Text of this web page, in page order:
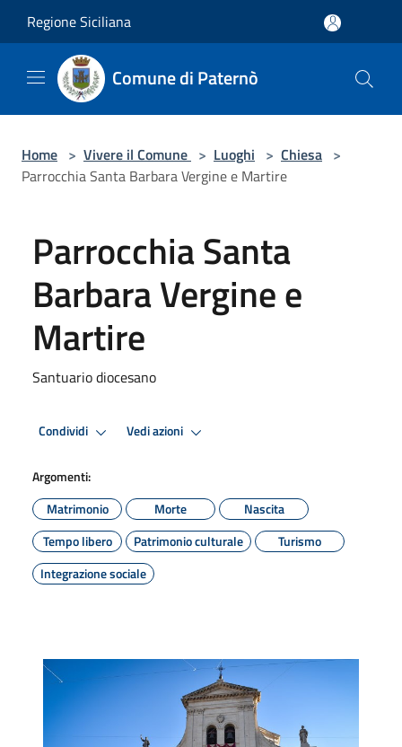
Regione Siciliana
Comune di Paternò
Home > Vivere il Comune > Luoghi > Chiesa >
Parrocchia Santa Barbara Vergine e Martire
Parrocchia Santa
Barbara Vergine e
Martire
Santuario diocesano
Condividi Vedi azioni
Argomenti:
Matrimonio
Morte
Nascita
Tempo libero
Patrimonio culturale
Turismo
Integrazione sociale